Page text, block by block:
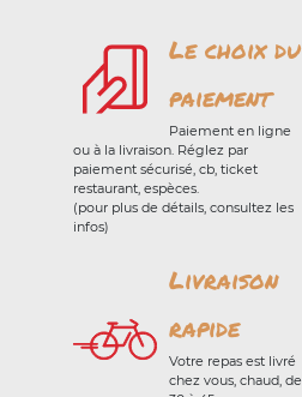
Le choix du
paiement
Paiement en ligne
ou à la livraison. Réglez par
paiement sécurisé, cb, ticket
restaurant, espèces.
(pour plus de détails, consultez les
infos)
Livraison
rapide
Votre repas est livré
chez vous, chaud, de